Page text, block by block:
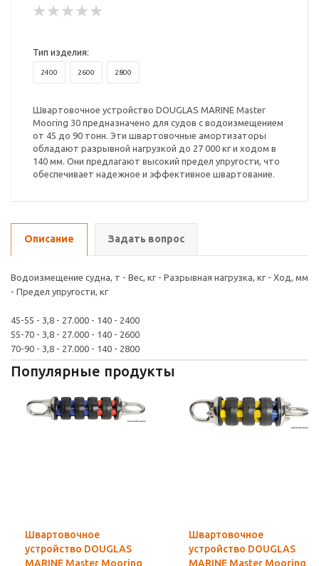
Тип изделия:
2400 2600 2800
Швартовочное устройство DOUGLAS MARINE Master
Mooring 30 предназначено для судов с водоизмещением
от 45 до 90 тонн. Эти швартовочные амортизаторы
обладают разрывной нагрузкой до 27 000 кг и ходом в
140 мм. Они предлагают высокий предел упругости, что
обеспечивает надежное и эффективное швартование.
Описание Задать вопрос
Водоизмещение судна, т - Вес, кг - Разрывная нагрузка, кг - Ход, мм
- Предел упругости, кг
45-55 - 3,8 - 27.000 - 140 - 2400
55-70 - 3,8 - 27.000 - 140 - 2600
70-90 - 3,8 - 27.000 - 140 - 2800
Популярные продукты
Швартовочное
устройство DOUGLAS
MARINE Master Mooring
Швартовочное
устройство DOUGLAS
MARINE Master Mooring